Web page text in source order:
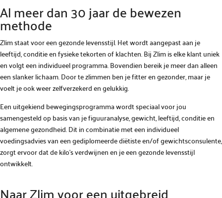
Al meer dan 30 jaar de bewezen
methode
Zlim staat voor een gezonde levensstijl. Het wordt aangepast aan je
leeftijd, conditie en fysieke tekorten of klachten. Bij Zlim is elke klant uniek
en volgt een individueel programma. Bovendien bereik je meer dan alleen
een slanker lichaam. Door te zlimmen ben je fitter en gezonder, maar je
voelt je ook weer zelfverzekerd en gelukkig.
Een uitgekiend bewegingsprogramma wordt speciaal voor jou
samengesteld op basis van je figuuranalyse, gewicht, leeftijd, conditie en
algemene gezondheid. Dit in combinatie met een individueel
voedingsadvies van een gediplomeerde diëtiste en/of gewichtsconsulente,
zorgt ervoor dat de kilo’s verdwijnen en je een gezonde levensstijl
ontwikkelt.